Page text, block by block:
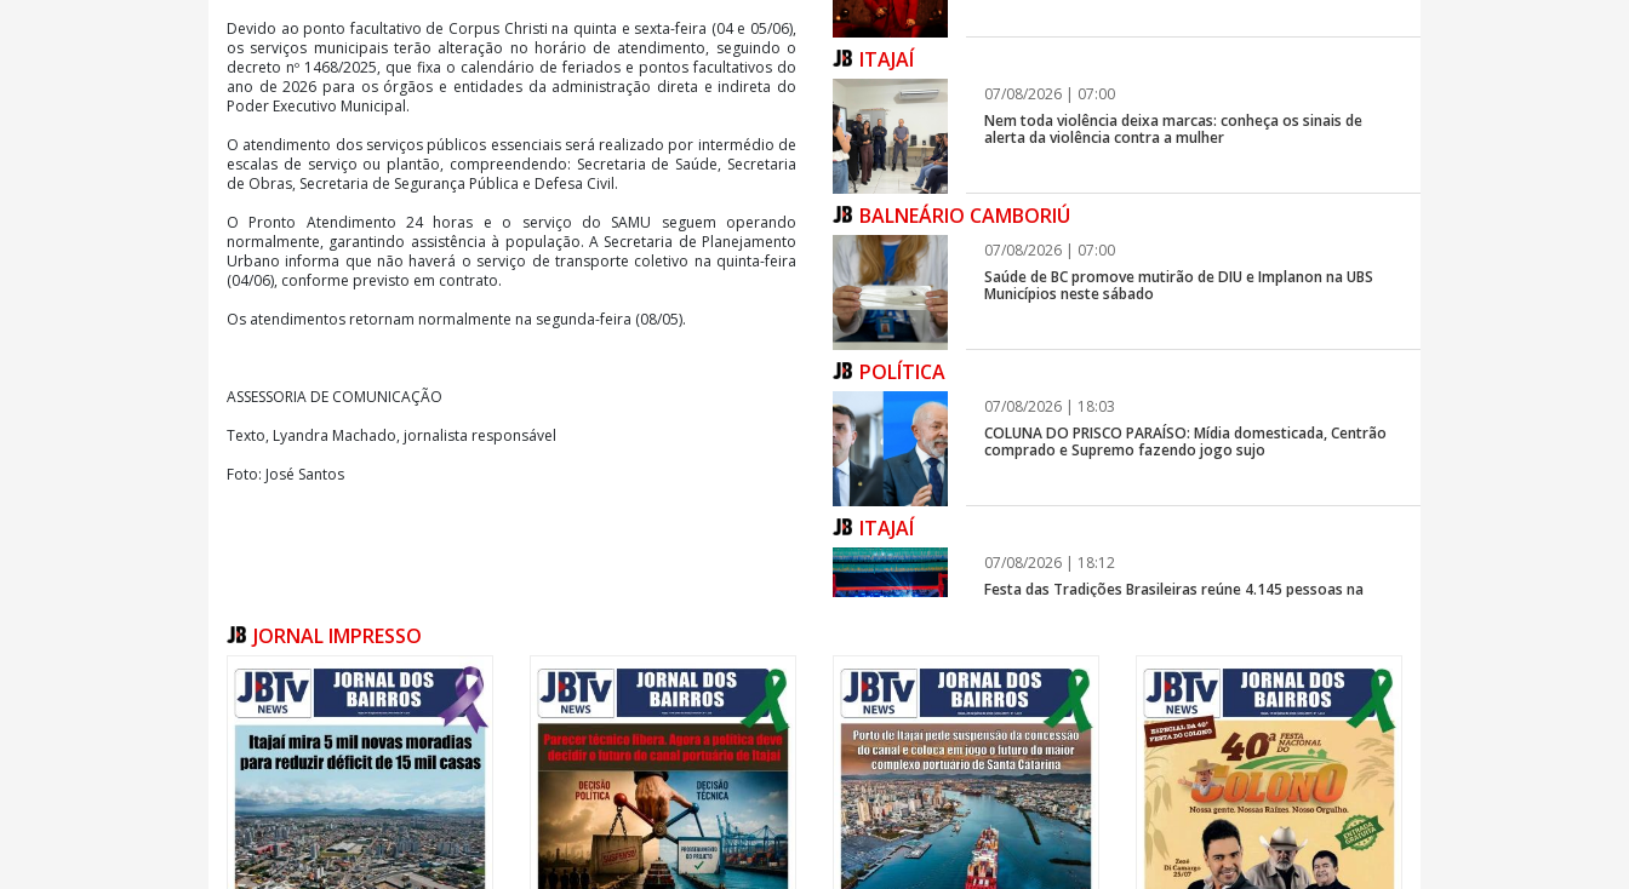
Devido ao ponto facultativo de Corpus Christi na quinta e sexta-feira (04 e 05/06),
os serviços municipais terão alteração no horário de atendimento, seguindo o
decreto nº 1468/2025, que fixa o calendário de feriados e pontos facultativos do
ano de 2026 para os órgãos e entidades da administração direta e indireta do
Poder Executivo Municipal.
O atendimento dos serviços públicos essenciais será realizado por intermédio de
escalas de serviço ou plantão, compreendendo: Secretaria de Saúde, Secretaria
de Obras, Secretaria de Segurança Pública e Defesa Civil.
O Pronto Atendimento 24 horas e o serviço do SAMU seguem operando
normalmente, garantindo assistência à população. A Secretaria de Planejamento
Urbano informa que não haverá o serviço de transporte coletivo na quinta-feira
(04/06), conforme previsto em contrato.
Os atendimentos retornam normalmente na segunda-feira (08/05).
ASSESSORIA DE COMUNICAÇÃO
Texto, Lyandra Machado, jornalista responsável
Foto: José Santos
ITAJAÍ
07/08/2026 | 07:00
Nem toda violência deixa marcas: conheça os sinais de
alerta da violência contra a mulher
BALNEÁRIO CAMBORIÚ
07/08/2026 | 07:00
Saúde de BC promove mutirão de DIU e Implanon na UBS
Municípios neste sábado
POLÍTICA
07/08/2026 | 18:03
COLUNA DO PRISCO PARAÍSO: Mídia domesticada, Centrão
comprado e Supremo fazendo jogo sujo
ITAJAÍ
07/08/2026 | 18:12
Festa das Tradições Brasileiras reúne 4.145 pessoas na
BALNEÁRIO CAMBORIÚ
07/08/2026 | 07:00
Ambiental reforça descarte sustentável com envio de 330
quilos de pilhas à logística reversa
GERAL
07/08/2026 | 07:00
JORNAL IMPRESSO